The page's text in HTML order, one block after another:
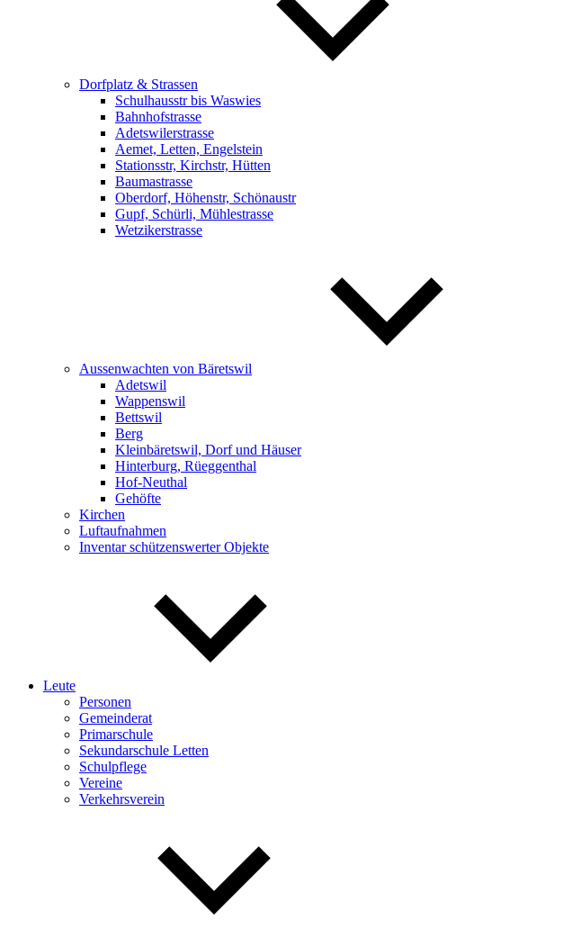
Dorfplatz & Strassen
Schulhausstr bis Waswies
Bahnhofstrasse
Adetswilerstrasse
Aemet, Letten, Engelstein
Stationsstr, Kirchstr, Hütten
Baumastrasse
Oberdorf, Höhenstr, Schönaustr
Gupf, Schürli, Mühlestrasse
Wetzikerstrasse
Aussenwachten von Bäretswil
Adetswil
Wappenswil
Bettswil
Berg
Kleinbäretswil, Dorf und Häuser
Hinterburg, Rüeggenthal
Hof-Neuthal
Gehöfte
Kirchen
Luftaufnahmen
Inventar schützenswerter Objekte
Leute
Personen
Gemeinderat
Primarschule
Sekundarschule Letten
Schulpflege
Vereine
Verkehrsverein